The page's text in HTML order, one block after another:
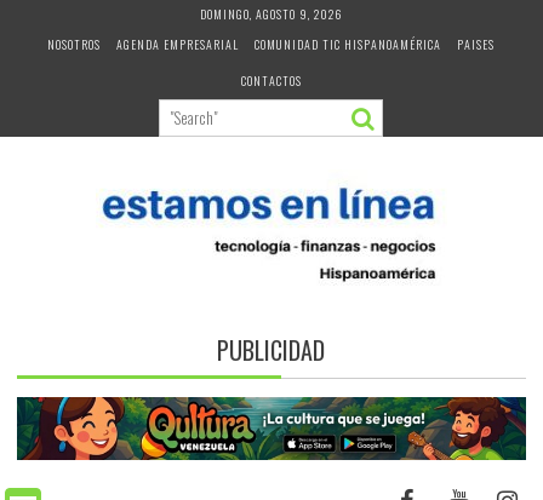
DOMINGO, AGOSTO 9, 2026
NOSOTROS
AGENDA EMPRESARIAL COMUNIDAD TIC HISPANOAMÉRICA
PAISES
CONTACTOS
PUBLICIDAD